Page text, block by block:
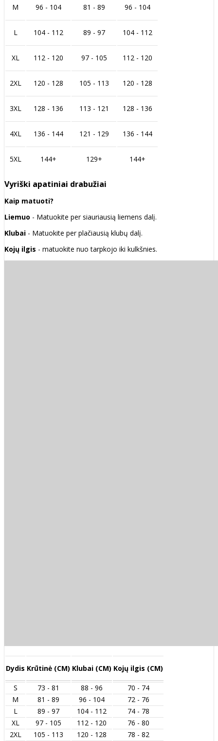
M 96 - 104 81 - 89 96 - 104
L 104 - 112 89 - 97 104 - 112
XL 112 - 120 97 - 105 112 - 120
2XL 120 - 128 105 - 113 120 - 128
3XL 128 - 136 113 - 121 128 - 136
4XL 136 - 144 121 - 129 136 - 144
5XL 144+ 129+ 144+
Vyriški apatiniai drabužiai
Kaip matuoti?
Liemuo - Matuokite per siauriausią liemens dalį.
Klubai - Matuokite per plačiausią klubų dalį.
Kojų ilgis - matuokite nuo tarpkojo iki kulkšnies.
Dydis Krūtinė (CM) Klubai (CM) Kojų ilgis (CM)
S 73 - 81 88 - 96
70 - 74
M
81 - 89 96 - 104
72 - 76
L
89 - 97 104 - 112
74 - 78
XL
97 - 105 112 - 120
76 - 80
2XL
105 - 113 120 - 128
78 - 82